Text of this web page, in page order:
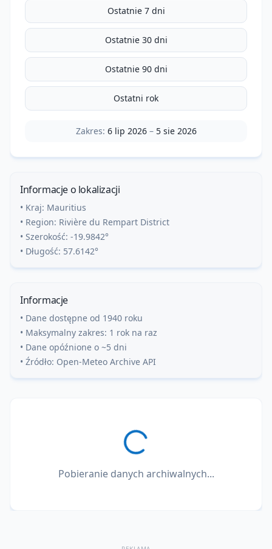
Ostatnie 7 dni
Ostatnie 30 dni
Ostatnie 90 dni
Ostatni rok
Zakres: 6 lip 2026– 5 sie 2026
Informacje o lokalizacji
• Kraj: Mauritius
• Region: Rivière du Rempart District
• Szerokość: -19.9842°
• Długość: 57.6142°
Informacje
• Dane dostępne od 1940 roku
• Maksymalny zakres: 1 rok na raz
• Dane opóźnione o ~5 dni
• Źródło: Open-Meteo Archive API
Pobieranie danych archiwalnych...